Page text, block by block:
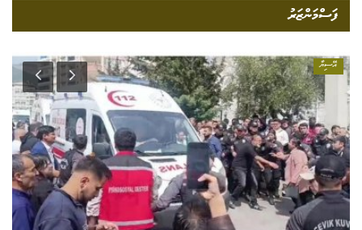
ފަސްމަންޒަރު
އޭސިޔާ